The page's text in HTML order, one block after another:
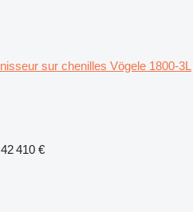
sur chenilles Vögele 1800-3L
410 €